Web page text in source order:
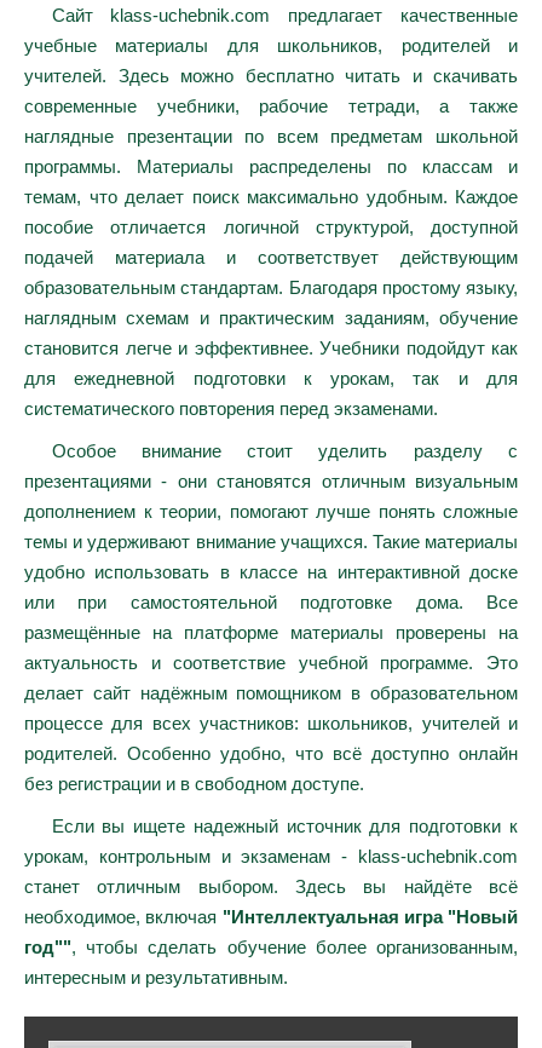
Сайт klass-uchebnik.com предлагает качественные
учебные материалы для школьников, родителей и
учителей. Здесь можно бесплатно читать и скачивать
современные учебники, рабочие тетради, а также
наглядные презентации по всем предметам школьной
программы. Материалы распределены по классам и
темам, что делает поиск максимально удобным. Каждое
пособие отличается логичной структурой, доступной
подачей материала и соответствует действующим
образовательным стандартам. Благодаря простому языку,
наглядным схемам и практическим заданиям, обучение
становится легче и эффективнее. Учебники подойдут как
для ежедневной подготовки к урокам, так и для
систематического повторения перед экзаменами.
Особое внимание стоит уделить разделу с
презентациями - они становятся отличным визуальным
дополнением к теории, помогают лучше понять сложные
темы и удерживают внимание учащихся. Такие материалы
удобно использовать в классе на интерактивной доске
или при самостоятельной подготовке дома. Все
размещённые на платформе материалы проверены на
актуальность и соответствие учебной программе. Это
делает сайт надёжным помощником в образовательном
процессе для всех участников: школьников, учителей и
родителей. Особенно удобно, что всё доступно онлайн
без регистрации и в свободном доступе.
Если вы ищете надежный источник для подготовки к
урокам, контрольным и экзаменам - klass-uchebnik.com
станет отличным выбором. Здесь вы найдёте всё
необходимое, включая "Интеллектуальная игра "Новый
год"", чтобы сделать обучение более организованным,
интересным и результативным.